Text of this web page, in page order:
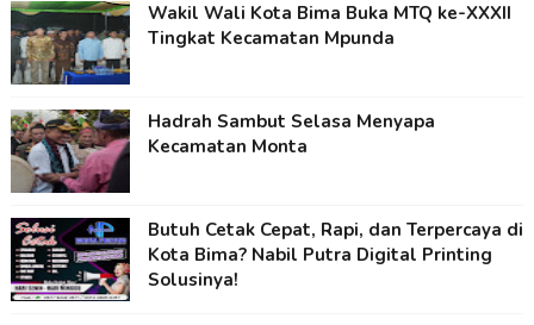
Wakil Wali Kota Bima Buka MTQ ke-XXXII
Tingkat Kecamatan Mpunda
Hadrah Sambut Selasa Menyapa
Kecamatan Monta
Butuh Cetak Cepat, Rapi, dan Terpercaya di
Kota Bima? Nabil Putra Digital Printing
Solusinya!